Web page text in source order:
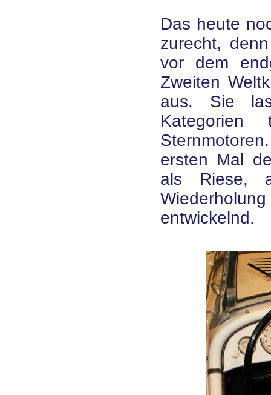
Das heute
zurecht,
vor dem
Zweiten
aus. Sie
ersten Mal
als Riese,
entwickelnd.